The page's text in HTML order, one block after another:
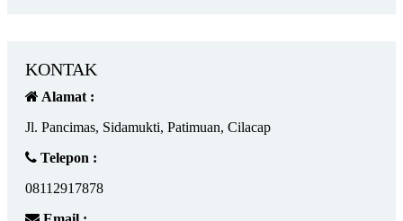
KONTAK
Alamat :
Jl. Pancimas, Sidamukti, Patimuan, Cilacap
Telepon :
08112917878